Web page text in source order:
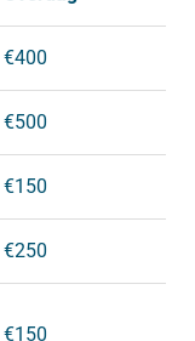
€400
€500
€150
€250
€150